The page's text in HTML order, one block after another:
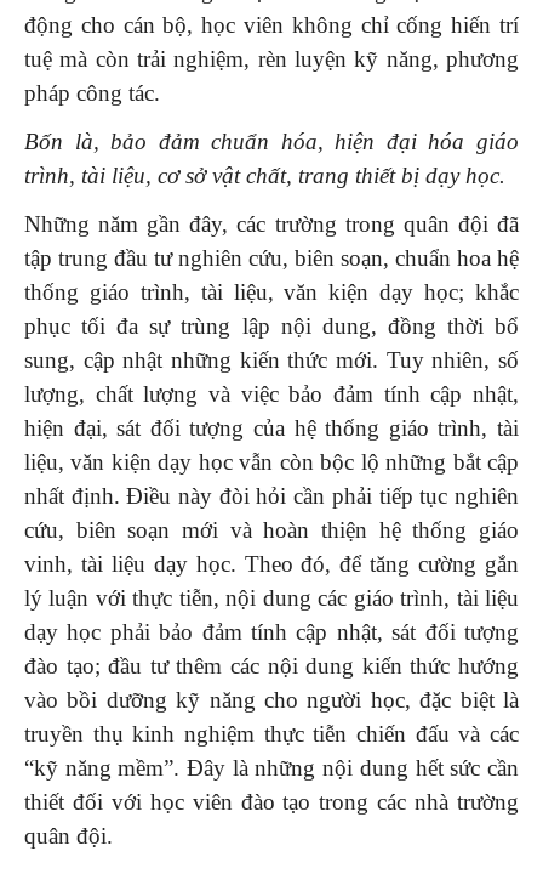
động cho cán bộ, học viên không chỉ cống hiến trí
tuệ mà còn trải nghiệm, rèn luyện kỹ năng, phương
pháp công tác.
Bốn là, bảo đảm chuẩn hóa, hiện đại hóa giáo
trình, tài liệu, cơ sở vật chất, trang thiết bị dạy học.
Những năm gần đây, các trường trong quân đội đã
tập trung đầu tư nghiên cứu, biên soạn, chuẩn hoa hệ
thống giáo trình, tài liệu, văn kiện dạy học; khắc
phục tối đa sự trùng lập nội dung, đồng thời bổ
sung, cập nhật những kiến thức mới. Tuy nhiên, số
lượng, chất lượng và việc bảo đảm tính cập nhật,
hiện đại, sát đối tượng của hệ thống giáo trình, tài
liệu, văn kiện dạy học vẫn còn bộc lộ những bắt cập
nhất định. Điều này đòi hỏi cần phải tiếp tục nghiên
cứu, biên soạn mới và hoàn thiện hệ thống giáo
vinh, tài liệu dạy học. Theo đó, để tăng cường gắn
lý luận với thực tiễn, nội dung các giáo trình, tài liệu
dạy học phải bảo đảm tính cập nhật, sát đối tượng
đào tạo; đầu tư thêm các nội dung kiến thức hướng
vào bồi dưỡng kỹ năng cho người học, đặc biệt là
truyền thụ kinh nghiệm thực tiễn chiến đấu và các
“kỹ năng mềm”. Đây là những nội dung hết sức cần
thiết đối với học viên đào tạo trong các nhà trường
quân đội.